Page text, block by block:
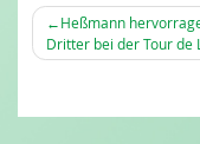
Heßmann
Dritter bei der Tour de